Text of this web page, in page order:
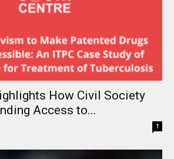
How Civil Society
Access to...
1